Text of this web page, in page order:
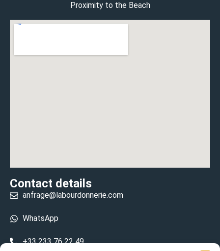
Proximity to the Beach
Contact details
anfrage@labourdonnerie.com
WhatsApp
+33 233 76 22 49